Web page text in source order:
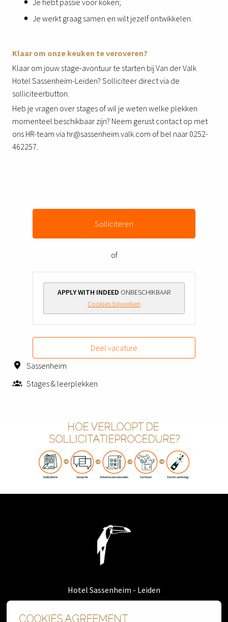
COOKIES AGREEMENT
Je hebt passie voor koken;
Je werkt graag samen en wilt jezelf ontwikkelen.
Klaar om onze keuken te veroveren?
Klaar om jouw stage-avontuur te starten bij Van der Valk
Hotel Sassenheim-Leiden? Solliciteer direct via de
solliciteerbutton.
Heb je vragen over stages of wil je weten welke plekken
momenteel beschikbaar zijn? Neem gerust contact op met
ons HR-team via hr@sassenheim.valk.com of bel naar 0252-
462257.
Solliciteren
of
APPLY WITH INDEED ONBESCHIKBAAR
Cookies bijwerken
Deel vacature
Sassenheim
Stages & leerplekken
HOE VERLOOPT DE
SOLLICITATIEPROCEDURE?
Homepage
Hotel Sassenheim - Leiden